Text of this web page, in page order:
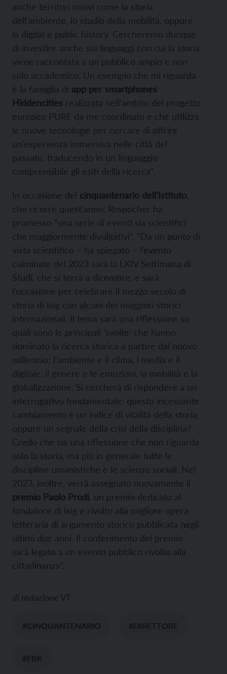
anche territori nuovi come la storia
dell’ambiente, lo studio della mobilità, oppure
la digital e public history. Cercheremo dunque
di investire anche sui linguaggi con cui la storia
viene raccontata a un pubblico ampio e non
solo accademico. Un esempio che mi riguarda
è la famiglia di app per smartphones
Hiddencities realizzata nell’ambito del progetto
europeo PURE da me coordinato e che utilizza
le nuove tecnologie per cercare di offrire
un’esperienza immersiva nelle città del
passato, traducendo in un linguaggio
comprensibile gli esiti della ricerca”.
In occasione del cinquantenario dell’Istituto
che ricorre quest’anno, Rospocher ha
promesso “una serie di eventi sia scientifici
che maggiormente divulgativi”. “Da un punto di
vista scientifico – ha spiegato – l’evento
culminate del 2023 sarà la LXIV Settimana di
Studi, che si terrà a dicembre, e sarà
l’occasione per celebrare il mezzo secolo di
storia di Isig con alcuni dei maggiori storici
internazionali. Il tema sarà una riflessione su
quali sono le principali ‘svolte’ che hanno
dominato la ricerca storica a partire dal nuovo
millennio: l’ambiente e il clima, i media e il
digitale, il genere e le emozioni, la mobilità e la
globalizzazione. Si cercherà di rispondere a un
interrogativo fondamentale: questo incessante
cambiamento è un indice di vitalità della storia,
oppure un segnale della crisi della disciplina?
Credo che sia una riflessione che non riguarda
solo la storia, ma più in generale tutte le
discipline umanistiche e le scienze sociali. Nel
2023, inoltre, verrà assegnato nuovamente il
premio Paolo Prodi , un premio dedicato al
fondatore di Isig e rivolto alla migliore opera
letteraria di argomento storico pubblicata negli
ultimi due anni. Il conferimento del premio
sarà legato a un evento pubblico rivolto alla
cittadinanza”.
di redazione VT
#CINQUANTENARIO #DIRETTORE
#FBK